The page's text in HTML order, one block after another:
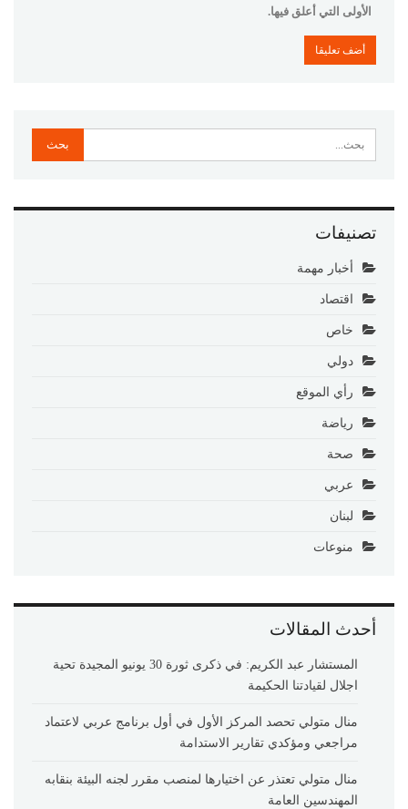
الأولى التي أعلق فيها.
تصنيفات
أخبار مهمة
اقتصاد
خاص
دولي
رأي الموقع
رياضة
صحة
عربي
لبنان
منوعات
أحدث المقالات
المستشار عبد الكريم: في ذكرى ثورة 30 يونيو المجيدة تحية
اجلال لقيادتنا الحكيمة
منال متولي تحصد المركز الأول في أول برنامج عربي لاعتماد
مراجعي ومؤكدي تقارير الاستدامة
منال متولي تعتذر عن اختيارها لمنصب مقرر لجنه البيئة بنقابه
المهندسين العامة